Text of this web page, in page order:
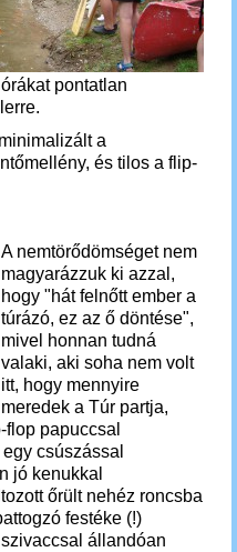
órákat pontatlan
a
és tilos a flip-
A nemtörődömséget nem
magyarázzuk ki azzal,
hogy "hát felnőtt ember a
túrázó, ez az ő döntése",
mivel honnan tudná
valaki, aki soha nem volt
itt, hogy mennyire
meredek a Túr partja,
papuccsal
csúszással
jó kenukkal
őrült nehéz roncsba
festéke (!)
állandóan